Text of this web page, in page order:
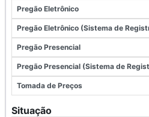
Pregão Eletrônico
Pregão Eletrônico (Sistema de
Pregão Presencial
Pregão Presencial (Sistema de
Tomada de Preços
Situação